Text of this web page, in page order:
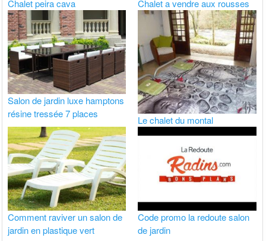
Chalet peira cava Chalet a vendre aux rousses
Salon de jardin luxe hamptons
résine tressée 7 places
Le chalet du montal
Comment raviver un salon de
jardin en plastique vert
Code promo la redoute salon
de jardin